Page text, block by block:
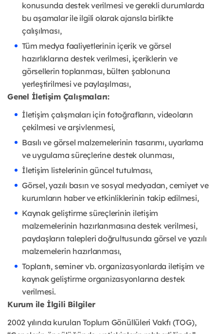
konusunda destek verilmesi ve gerekli durumlarda
bu aşamalar ile ilgili olarak ajansla birlikte
çalışılması,
Tüm medya faaliyetlerinin içerik ve görsel
hazırlıklarına destek verilmesi, içeriklerin ve
görsellerin toplanması, bülten şablonuna
yerleştirilmesi ve paylaşılması,
Genel İletişim Çalışmaları:
İletişim çalışmaları için fotoğrafların, videoların
çekilmesi ve arşivlenmesi,
Basılı ve görsel malzemelerinin tasarımı, uyarlama
ve uygulama süreçlerine destek olunması,
İletişim listelerinin güncel tutulması,
Görsel, yazılı basın ve sosyal medyadan, cemiyet ve
kurumların haber ve etkinliklerinin takip edilmesi,
Kaynak geliştirme süreçlerinin iletişim
malzemelerinin hazırlanmasına destek verilmesi,
paydaşların talepleri doğrultusunda görsel ve yazılı
malzemelerin hazırlanması,
Toplantı, seminer vb. organizasyonlarda iletişim ve
kaynak geliştirme organizasyonlarına destek
verilmesi.
Kurum ile İlgili Bilgiler
2002 yılında kurulan Toplum Gönüllüleri Vakfı (TOG),